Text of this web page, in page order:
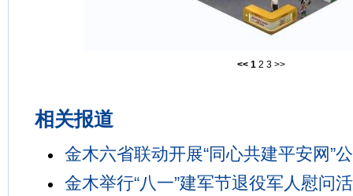
<< 1 2 3 >>
相关报道
金木六省联动开展“同心共建平安网”
金木举行“八一”建军节退役军人慰问